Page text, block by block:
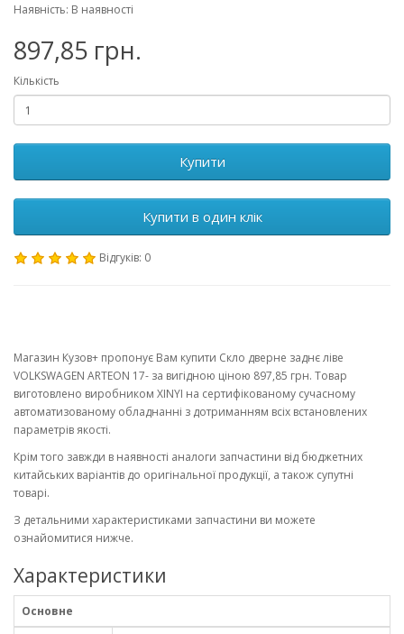
Наявність: В наявності
897,85 грн.
Кількість
Купити
Купити в один клік
Відгуків: 0
Магазин Кузов+ пропонує Вам купити Скло дверне заднє ліве
VOLKSWAGEN ARTEON 17- за вигідною ціною 897,85 грн. Товар
виготовлено виробником XINYI на сертифікованому сучасному
автоматизованому обладнанні з дотриманням всіх встановлених
параметрів якості.
Крім того завжди в наявності аналоги запчастини від бюджетних
китайських варіантів до оригінальної продукції, а також супутні
товарі.
З детальними характеристиками запчастини ви можете
ознайомитися нижче.
Характеристики
Основне